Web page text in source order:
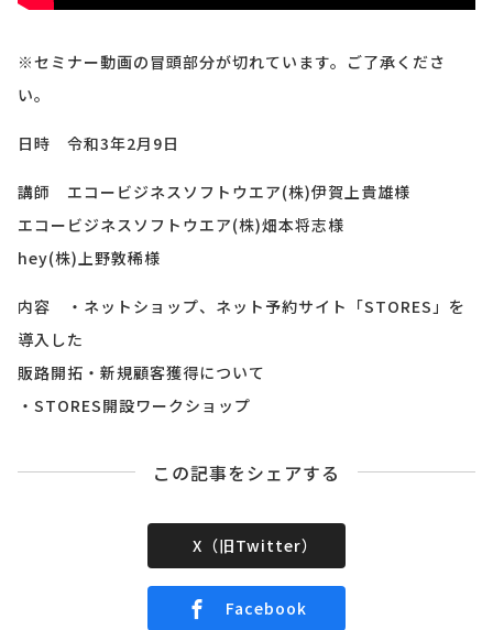
※セミナー動画の冒頭部分が切れています。ご了承くださ
い。
日時 令和3年2月9日
講師 エコービジネスソフトウエア(株)伊賀上貴雄様
エコービジネスソフトウエア(株)畑本将志様
hey(株)上野敦稀様
内容 ・ネットショップ、ネット予約サイト「STORES」を
導入した
販路開拓・新規顧客獲得について
・STORES開設ワークショップ
この記事をシェアする
X（旧Twitter）
Facebook